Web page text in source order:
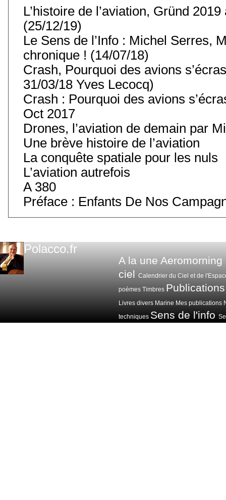
L’histoire de l’aviation, Gründ
(25/12/19)
Le Sens de l’Info : Michel Serres,
chronique ! (14/07/18)
Crash, Pourquoi des avions
31/03/18 Yves Lecocq)
Crash : Pourquoi des avions
Oct 2017
Drones, l’aviation de demain par
Une brève histoire de l’aviation
La conquête spatiale pour les nuls
L’aviation autrefois
A 380
Préface : Enfants De Nos
Polacco.fr
A la une
ciel Calendrier du Ciel et de
poèmes Timbres Publications
Livres divers Marine Mes publications
techniques Sens de l'info